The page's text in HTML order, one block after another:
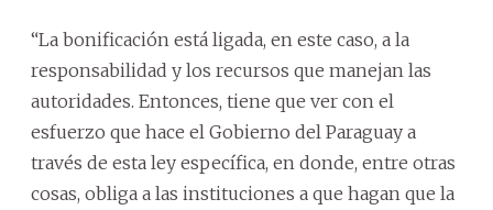
“La bonificación está ligada, en este caso, a la
responsabilidad y los recursos que manejan las
autoridades. Entonces, tiene que ver con el
esfuerzo que hace el Gobierno del Paraguay a
través de esta ley específica, en donde, entre otras
cosas, obliga a las instituciones a que hagan que la